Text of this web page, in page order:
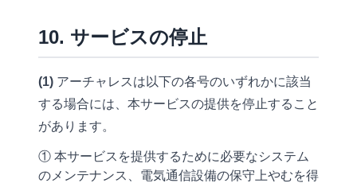
10. サービスの停止
(1) アーチャレスは以下の各号のいずれかに該当
する場合には、本サービスの提供を停止すること
があります。
① 本サービスを提供するために必要なシステム
のメンテナンス、電気通信設備の保守上やむを得